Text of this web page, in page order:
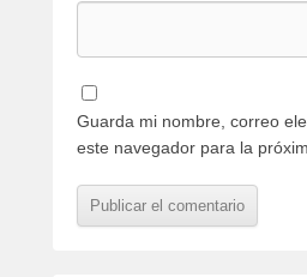
Guarda mi nombre, correo
este navegador para la